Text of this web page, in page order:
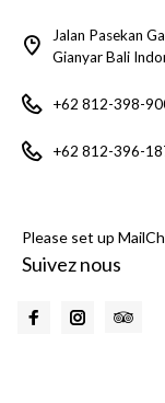
Jalan Pasekan
Gianyar Bali
+62 812-398-
+62 812-396-
Please set up
Suivez nous